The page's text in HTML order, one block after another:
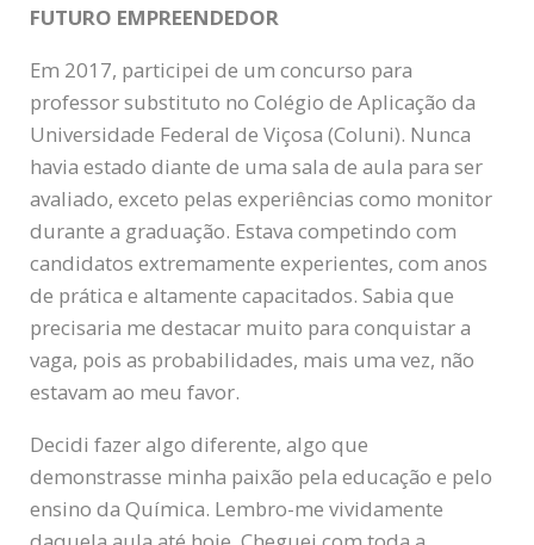
FUTURO EMPREENDEDOR
Em 2017, participei de um concurso para
professor substituto no Colégio de Aplicação da
Universidade Federal de Viçosa (Coluni). Nunca
havia estado diante de uma sala de aula para ser
avaliado, exceto pelas experiências como monitor
durante a graduação. Estava competindo com
candidatos extremamente experientes, com anos
de prática e altamente capacitados. Sabia que
precisaria me destacar muito para conquistar a
vaga, pois as probabilidades, mais uma vez, não
estavam ao meu favor.
Decidi fazer algo diferente, algo que
demonstrasse minha paixão pela educação e pelo
ensino da Química. Lembro-me vividamente